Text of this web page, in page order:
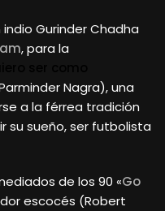
Gurinder Chadha
, para la
Nagra), una
a la férrea tradición
su sueño, ser futbolista
de los 90 «Go
escocés (Robert